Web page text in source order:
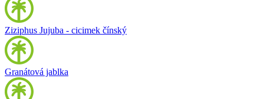
Ziziphus Jujuba - cicimek čínský
Granátová jablka